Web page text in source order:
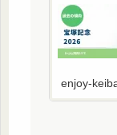
enjoy-